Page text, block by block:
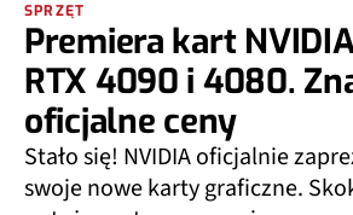
SPRZĘT
Premiera kart
RTX 4090 i 4080.
oficjalne ceny
Stało się! NVIDIA oficjalnie
swoje nowe karty graficzne.